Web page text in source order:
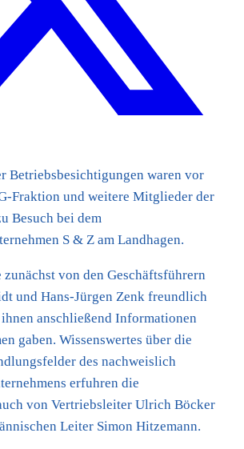
Betriebsbesichtigungen waren vor
Fraktion und weitere Mitglieder der
Besuch bei dem
S & Z am Landhagen.
von den Geschäftsführern
und Hans-Jürgen Zenk freundlich
anschließend Informationen
gaben. Wissenswertes über die
des nachweislich
erfuhren die
von Vertriebsleiter Ulrich Böcker
Leiter Simon Hitzemann.